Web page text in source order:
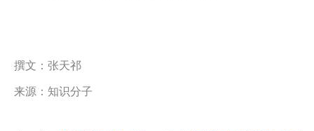
撰文：张天祁
来源：知识分子